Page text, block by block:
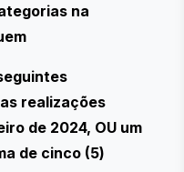
na
realizações
de 2024, OU um
de cinco (5)